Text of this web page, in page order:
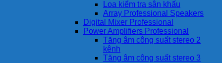
Loa kiểm tra sân khấu
Array Professional Speakers
Digital Mixer Professional
Power Amplifiers Professional
Tăng âm công suất stereo 2
kênh
Tăng âm công suất stereo 3